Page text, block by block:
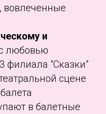
вовлеченные
и
любовью
филиала "Сказки"
сцене
в балетные